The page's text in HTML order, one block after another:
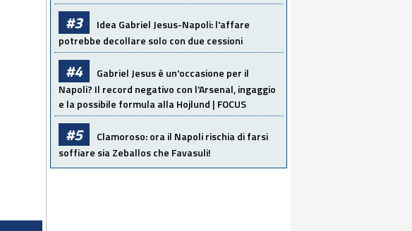
#3
Idea Gabriel Jesus-Napoli: l'affare
potrebbe decollare solo con due cessioni
#4
Gabriel Jesus è un'occasione per il
Napoli? Il record negativo con l'Arsenal, ingaggio
e la possibile formula alla Hojlund | FOCUS
#5
Clamoroso: ora il Napoli rischia di farsi
soffiare sia Zeballos che Favasuli!